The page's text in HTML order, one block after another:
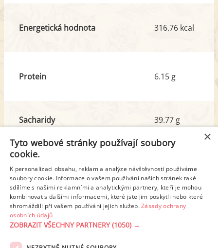
Energetická hodnota 316.76 kcal
Protein 6.15 g
Sacharidy
z toho cukr
39.77 g
8.82 g
Tuk
z toho nas. mastné kyseliny
14.61 g
4.68 g
Detailní rozpis
×
Tyto webové stránky používají soubory
cookie.
K personalizaci obsahu, reklam a analýze návštěvnosti používáme
soubory cookie. Informace o vašem používání našich stránek také
sdílíme s našimi reklamními a analytickými partnery, kteří je mohou
kombinovat s dalšími informacemi, které jste jim poskytli nebo které
shromáždili při vašem používání jejich služeb.Zásady ochrany
osobních údajů
ZOBRAZIT VŠECHNY PARTNERY(1050) →